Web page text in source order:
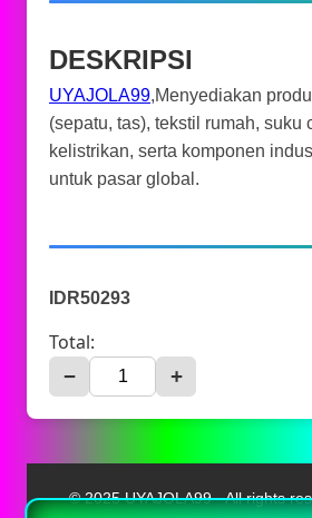
DESKRIPSI
UYAJOLA99,Menyediakan
(sepatu, tas), tekstil rumah, suku
kelistrikan, serta komponen
untuk pasar global.
IDR50293
Total:
− +
© 2025 UYAJOLA99 - All rights